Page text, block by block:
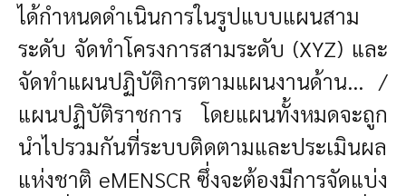
ได้กำหนดดำเนินการในรูปแบบแผนสาม
ระดับ จัดทำโครงการสามระดับ (XYZ) และ
จัดทำแผนปฏิบัติการตามแผนงานด้าน... /
แผนปฏิบัติราชการ โดยแผนทั้งหมดจะถูก
นำไปรวมกันที่ระบบติดตามและประเมินผล
แห่งชาติ eMENSCR ซึ่งจะต้องมีการจัดแบ่ง